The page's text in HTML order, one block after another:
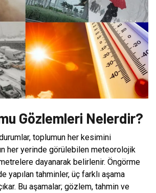
Gözlemleri Nelerdir?
toplumun her kesimini
her yerinde görülebilen meteorolojik
dayanarak belirlenir. Öngörme
yapılan tahminler, üç farklı aşama
Bu aşamalar; gözlem, tahmin ve